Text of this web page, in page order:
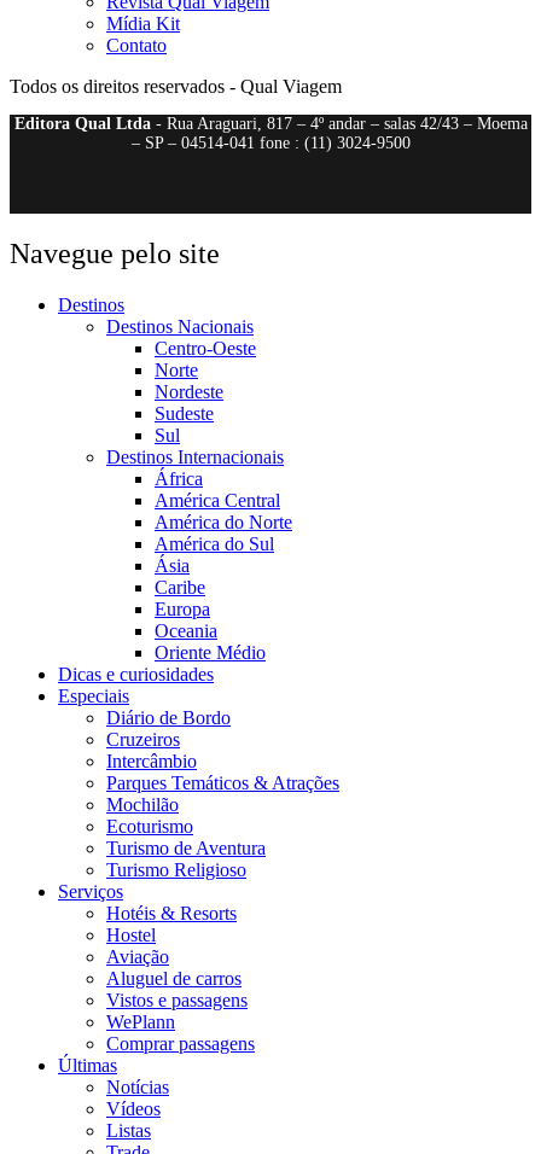
Mídia Kit
Contato
Todos os direitos reservados - Qual Viagem
Editora Qual Ltda- Rua Araguari, 817 – 4º andar – salas 42/43 – Moema
– SP – 04514-041 fone : (11) 3024-9500
Navegue pelo site
Destinos
Destinos Nacionais
Centro-Oeste
Norte
Nordeste
Sudeste
Sul
Destinos Internacionais
África
América Central
América do Norte
América do Sul
Ásia
Caribe
Europa
Oceania
Oriente Médio
Dicas e curiosidades
Especiais
Diário de Bordo
Cruzeiros
Intercâmbio
Parques Temáticos & Atrações
Mochilão
Ecoturismo
Turismo de Aventura
Turismo Religioso
Serviços
Hotéis & Resorts
Hostel
Aviação
Aluguel de carros
Vistos e passagens
WePlann
Comprar passagens
Últimas
Notícias
Vídeos
Listas